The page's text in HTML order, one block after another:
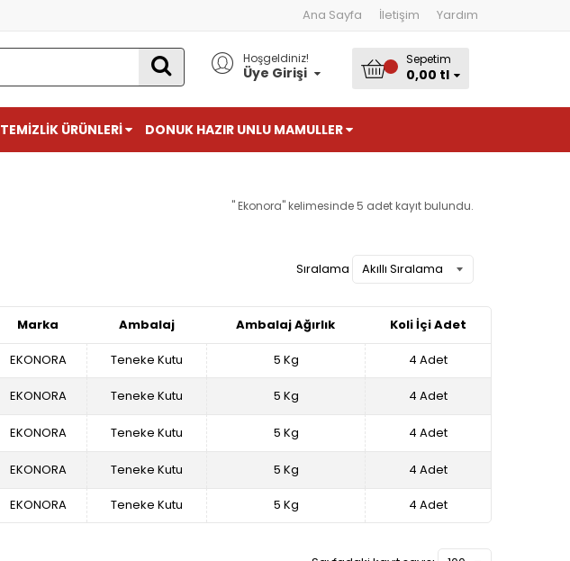
Ana Sayfa İletişim Yardım
Sepetim
0,00 tl
Hoşgeldiniz!
Üye Girişi
TEMİZLİK ÜRÜNLERİ DONUK HAZIR UNLU MAMULLER
" Ekonora" kelimesinde 5 adet kayıt bulundu.
Sıralama
Marka Ambalaj Ambalaj Ağırlık Koli İçi Adet
EKONORA Teneke Kutu 5 Kg 4 Adet
EKONORA Teneke Kutu 5 Kg 4 Adet
EKONORA Teneke Kutu 5 Kg 4 Adet
EKONORA Teneke Kutu 5 Kg 4 Adet
EKONORA Teneke Kutu 5 Kg 4 Adet